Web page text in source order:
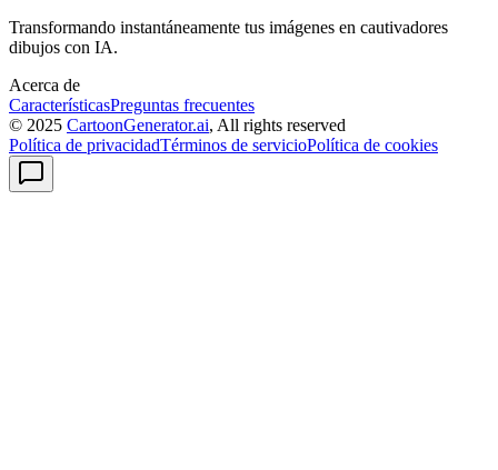
Transformando instantáneamente tus imágenes en cautivadores
dibujos con IA.
Acerca de
CaracterísticasPreguntas frecuentes
© 2025 CartoonGenerator.ai, All rights reserved
Política de privacidadTérminos de servicioPolítica de cookies